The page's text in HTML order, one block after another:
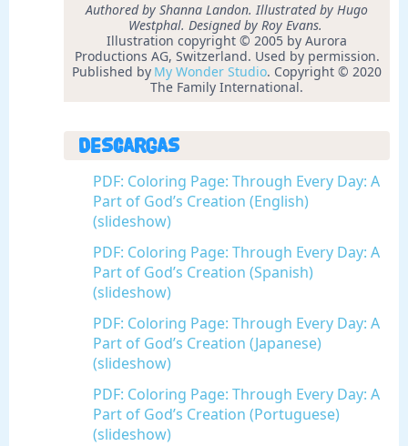
Authored by Shanna Landon. Illustrated by Hugo
Westphal. Designed by Roy Evans.
Illustration copyright © 2005 by Aurora
Productions AG, Switzerland. Used by permission.
Published by My Wonder Studio. Copyright © 2020
The Family International.
Descargas
PDF: Coloring Page: Through Every Day: A
Part of God’s Creation (English)
(slideshow)
PDF: Coloring Page: Through Every Day: A
Part of God’s Creation (Spanish)
(slideshow)
PDF: Coloring Page: Through Every Day: A
Part of God’s Creation (Japanese)
(slideshow)
PDF: Coloring Page: Through Every Day: A
Part of God’s Creation (Portuguese)
(slideshow)